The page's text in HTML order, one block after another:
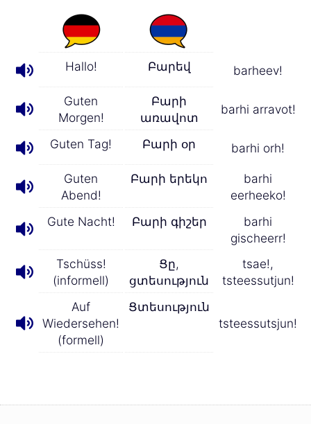
Hallo! Բարեվ barheev!
Guten
Morgen!
Բարի
առավոտ
barhi arravot!
Guten Tag! Բարի օր barhi orh!
Guten
Abend!
Բարի երեկո
barhi
eerheeko!
Gute Nacht!
Բարի գիշեր
barhi
gischeerr!
Tschüss!
(informell)
Ցը,
ցտեսություն
tsae!,
tsteessutjun!
Auf
Wiedersehen!
(formell)
Ցտեսություն
tsteessutsjun!